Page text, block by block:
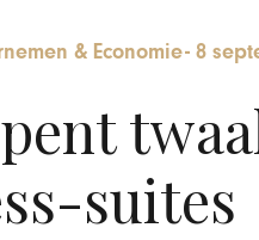
& Economie- 8
suites